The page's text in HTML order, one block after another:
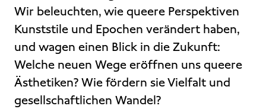
Wir beleuchten, wie queere Perspektiven
Kunststile und Epochen verändert haben,
und wagen einen Blick in die Zukunft:
Welche neuen Wege eröffnen uns queere
Ästhetiken? Wie fördern sie Vielfalt und
gesellschaftlichen Wandel?